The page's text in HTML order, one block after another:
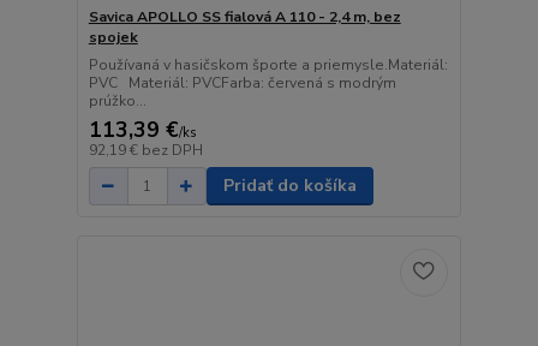
Savica APOLLO SS fialová A 110 - 2,4 m, bez
spojek
Používaná v hasičskom športe a priemysle.Materiál:
PVC Materiál: PVCFarba: červená s modrým
prúžko...
113,39 €/ks
92,19 € bez DPH
Pridať do košíka